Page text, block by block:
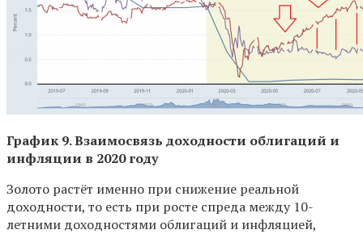
График 9. Взаимосвязь доходности облигаций и
инфляции в 2020 году
Золото растёт именно при снижение реальной
доходности, то есть при росте спреда между 10-
летними доходностями облигаций и инфляцией,